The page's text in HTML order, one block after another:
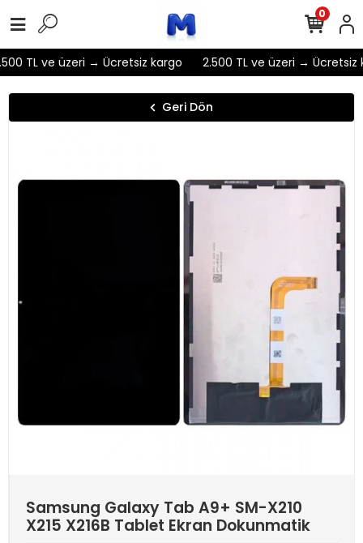
TL ve üzeri → Ücretsiz kargo 2.500 TL ve üzeri → Ücretsiz
0
Geri Dön
Samsung Galaxy Tab A9+ SM-X210
X215 X216B Tablet Ekran Dokunmatik